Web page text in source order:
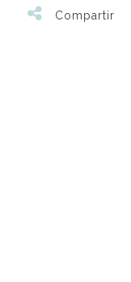
Compartir